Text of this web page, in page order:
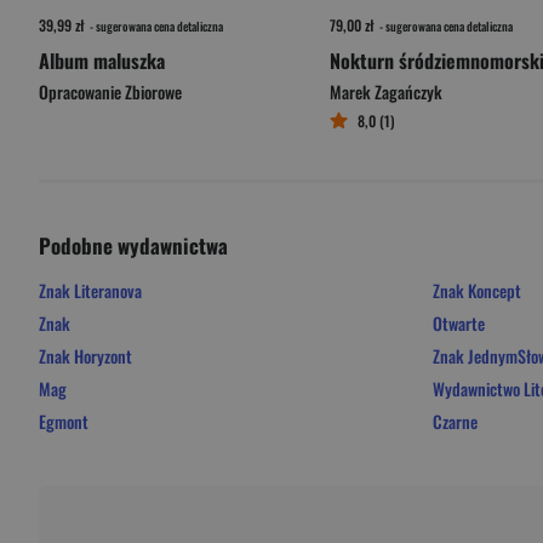
39,99 zł - sugerowana cena detaliczna
Album maluszka
Opracowanie Zbiorowe
79,00 zł - sugerowana cena detaliczna
Nokturn śródziemnomorski
Marek Zagańczyk
8,0 (1)
Podobne wydawnictwa
Znak Literanova
Znak
Znak Horyzont
Mag
Egmont
Znak Koncept
Otwarte
Znak
Wydawnictwo
Czarne